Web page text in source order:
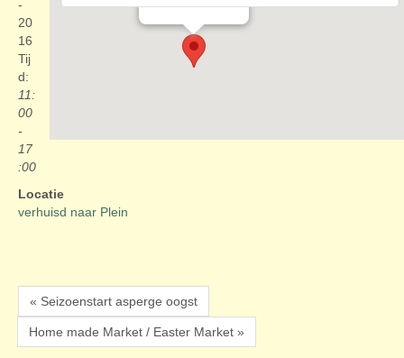
-
20
16
Tij
d:
11:
00
-
17
:00
Locatie
verhuisd naar Plein
« Seizoenstart asperge oogst
Home made Market / Easter Market »